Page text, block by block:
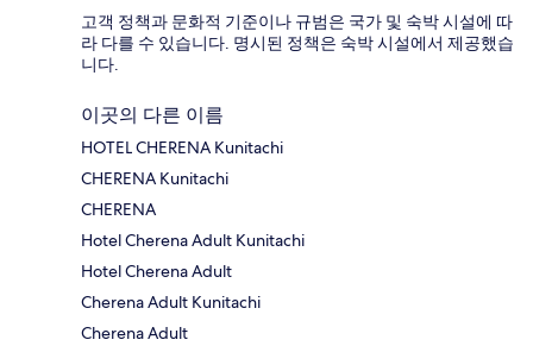
고객 정책과 문화적 기준이나 규범은 국가 및 숙박 시설에 따
라 다를 수 있습니다. 명시된 정책은 숙박 시설에서 제공했습
니다.
이곳의 다른 이름
HOTEL CHERENA Kunitachi
CHERENA Kunitachi
CHERENA
Hotel Cherena Adult Kunitachi
Hotel Cherena Adult
Cherena Adult Kunitachi
Cherena Adult